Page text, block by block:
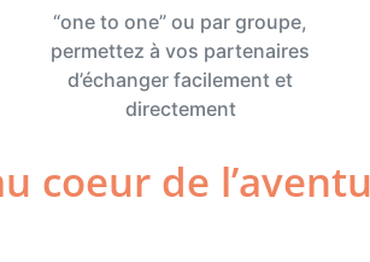
“one to one” ou par groupe,
permettez à vos partenaires
d’échanger facilement et
directement
coeur de